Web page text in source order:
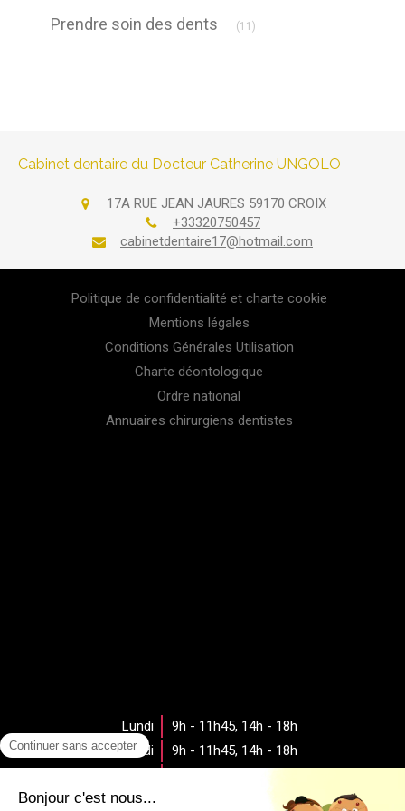
Prendre soin des dents (11)
Cabinet dentaire du Docteur Catherine UNGOLO
17A RUE JEAN JAURES 59170 CROIX
+33320750457
cabinetdentaire17@hotmail.com
Politique de confidentialité et charte cookie
Mentions légales
Conditions Générales Utilisation
Charte déontologique
Ordre national
Annuaires chirurgiens dentistes
Lundi 9h - 11h45, 14h - 18h
Mardi
9h - 11h45, 14h - 18h
Jeudi
14h - 18h